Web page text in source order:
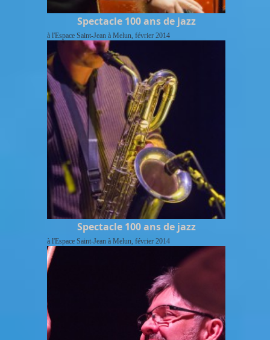
Spectacle 100 ans de jazz
à l'Espace Saint-Jean à Melun, février 2014
Spectacle 100 ans de jazz
à l'Espace Saint-Jean à Melun, février 2014